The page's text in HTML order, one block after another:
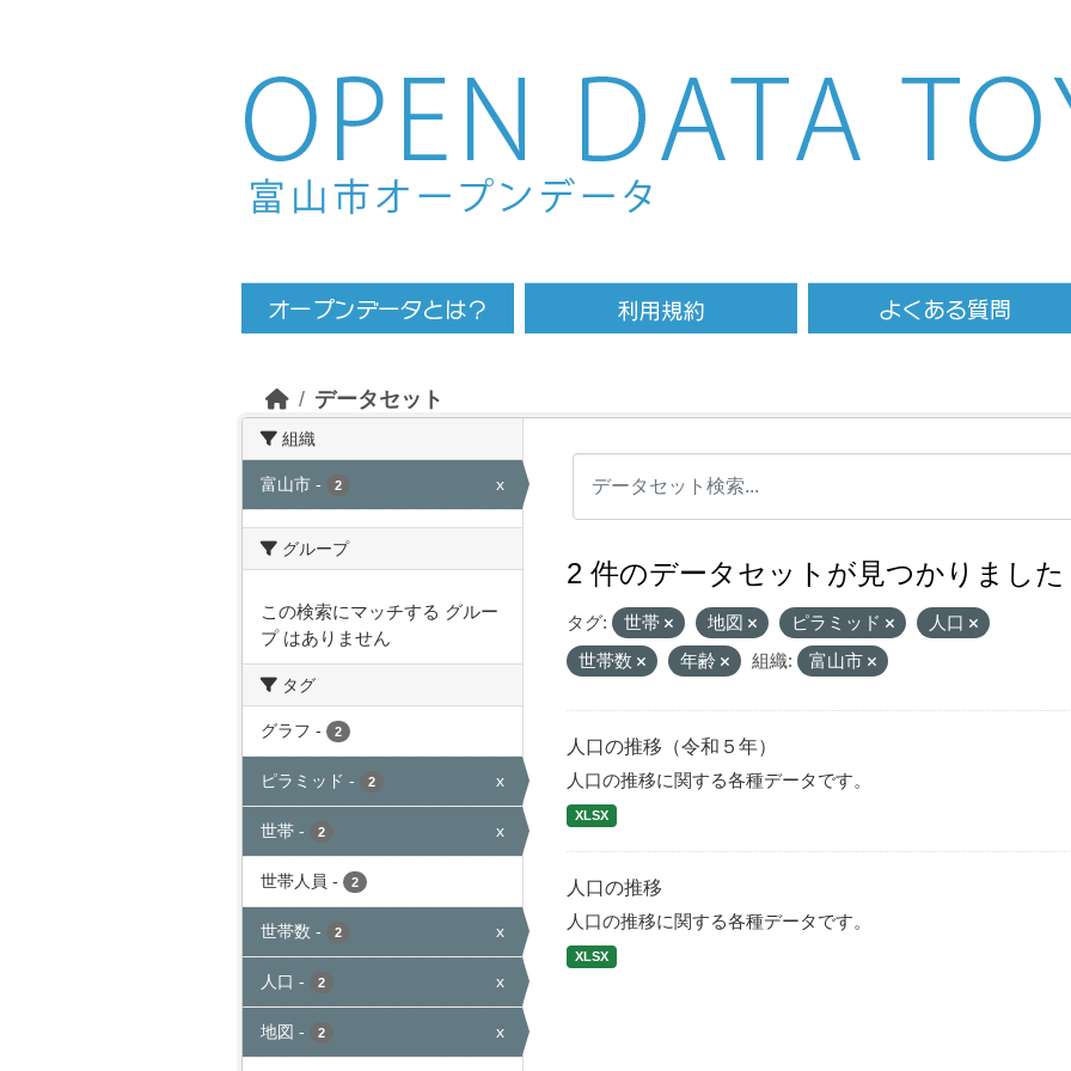
Skip to main content
データセット
組織
富山市 - 2 x
グループ
この検索にマッチする グルー
プ はありません
タグ
グラフ - 2
ピラミッド - 2 x
世帯 - 2 x
世帯人員 - 2
世帯数 - 2 x
人口 - 2 x
地図 - 2 x
2 件のデータセットが見つかりました
タグ: 世帯 地図 ピラミッド
人口
世帯数
年齢 組織: 富山市
人口の推移（令和５年）
人口の推移に関する各種データです。
XLSX
人口の推移
人口の推移に関する各種データです。
XLSX